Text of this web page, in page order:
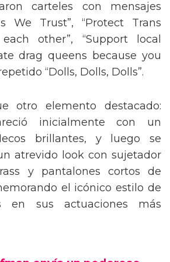
carteles con mensajes
We Trust”, “Protect Trans
each other”, “Support local
drag queens because you
“Dolls, Dolls, Dolls”.
otro elemento destacado:
inicialmente con un
brillantes, y luego se
atrevido look con sujetador
y pantalones cortos de
el icónico estilo de
en sus actuaciones más